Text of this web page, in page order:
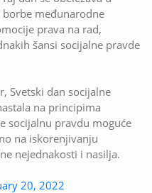
međunarodne
prava na rad,
šansi socijalne pravde
Svetski dan socijalne
na principima
socijalnu pravdu moguće
na iskorenjivanju
nejednakosti i nasilja.
20, 2022